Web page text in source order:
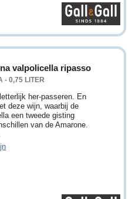
valpolicella ripasso
- 0,75 LITER
her-passeren. En
deze wijn, waarbij de
een tweede gisting
van de Amarone.